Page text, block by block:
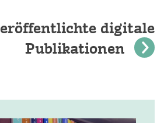
digitale
Publikationen